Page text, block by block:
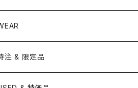
STICK
譜
楽器ソロ
HEAD
HEAD
HEAD
HEAD
Stand
Hat Stands
Pedals
Pedal
＆ MOVIE
& Drums magazine
BAG
of Happiness
CASE
FINE COFFEE
注 & 限定品